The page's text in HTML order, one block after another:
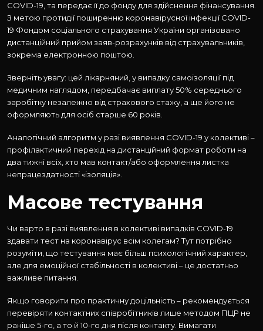
COVID-19, та передає її до фонду для здійснення фінансування.
З метою протидії поширенню коронавірусної інфекції COVID-
19 Фондом соціального страхування України організовано
дистанційний прийом заяв-розрахунків від страхувальників,
зокрема електронною поштою.
Зверніть увагу: цей лікарняний, у випадку самоізоляції під
медичним наглядом, передбачає виплату 50% середнього
заробітку незалежно від страхового стажу, а ще його не
оформляють для осіб старше 60 років.
Аналогічний алгоритм у разі виявлення COVID-19 у колективі –
профілактичний перехід на дистанційний формат роботи на
два тижні всіх, хто мав контакт/або оформлення листка
непрацездатності «ізоляція».
Масове тестування
Чи варто в разі виявлення в колективі випадків COVID-19
здавати тест на коронавірус всім колегам? Тут потрібно
розуміти, що тестування має більш психологічний характер,
але для емоційної стабільності в колективі – це достатньо
важливе питання.
Якщо говорити про практичну доцільність – рекомендується
перевіряти контактних співробітників лише методом ПЦР не
раніше 5-го, а то й 10-го дня після контакту. Вимагати